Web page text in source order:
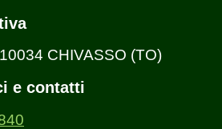
CHIVASSO (TO)
e contatti